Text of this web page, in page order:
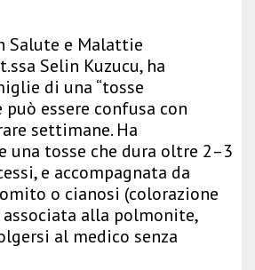
Salute e Malattie
Selin Kuzucu, ha
di una “tosse
può essere confusa con
settimane. Ha
una tosse che dura oltre 2–3
e accompagnata da
o cianosi (colorazione
associata alla polmonite,
al medico senza